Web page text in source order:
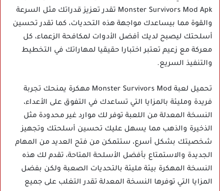
Monster Survivors Mod Apk تقدر تعزيز قدراتك مثل السرعة
والقوة مما بيساعدك مواجهة هذه التحديات، كما تقدر تحسين
أسلحتك ليصبح لديك أفضل الأدوات لمكافحة الزعماء، كل
معركة مع زعيم تعتبر اختبارا حقيقيا لمهاراتك في التخطيط
والتنفيذ السريع.
تحميل لعبة Monster Survivors Mod مهكرة يمنحك تجربة
فريدة ومليئة بالمزايا التي تساعدك في التفوق على الأعداء،
النسخة المعدلة من اللعبة توفر لك موارد غير محدودة مثل
الذخيرة والذهب مما يسهل عليك تحسين أسلحتك وتجهيز
شخصيتك بشكل أسرع، ستتمكن من فتح العديد من المهام
الجديدة والاستمتاع بأفضل الأسلحة المتاحة، تقدم لك هذه
النسخة المهكرة بيئة مليئة بالتحديات الصعبة ولكن بفضل
المزايا التي توفرها النسخة المعدلة تقدر التغلب على جميع